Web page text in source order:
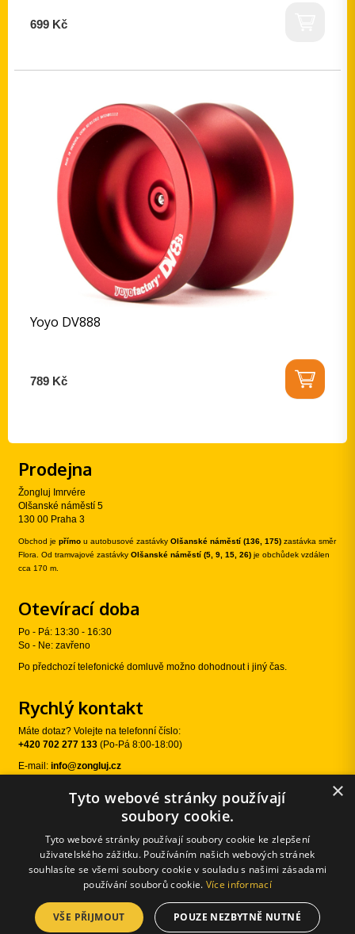
699 Kč
Yoyo DV888
789 Kč
Prodejna
Žongluj Imrvére
Olšanské náměstí 5
130 00 Praha 3
Obchod je přímo u autobusové zastávky Olšanské náměstí (136, 175) zastávka směr
Flora. Od tramvajové zastávky Olšanské náměstí (5, 9, 15, 26) je obchůdek vzdálen
cca 170 m.
Otevírací doba
Po - Pá: 13:30 - 16:30
So - Ne: zavřeno
Po předchozí telefonické domluvě možno dohodnout i jiný čas.
Rychlý kontakt
Máte dotaz? Volejte na telefonní číslo:
+420 702 277 133 (Po-Pá 8:00-18:00)
E-mail: info@zongluj.cz
Sledujte nás
© 2026 Žongluj.cz |
E-shopové řešení od:
×
Tyto webové stránky používají
soubory cookie.
Tyto webové stránky používají soubory cookie ke zlepšení
uživatelského zážitku. Používáním našich webových stránek
souhlasíte se všemi soubory cookie v souladu s našimi zásadami
používání souborů cookie. Více informací
VŠE PŘIJMOUT POUZE NEZBYTNĚ NUTNÉ